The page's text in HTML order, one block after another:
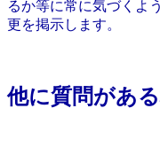
るか等に常に気づくよ
更を掲示します。
他に質問がある